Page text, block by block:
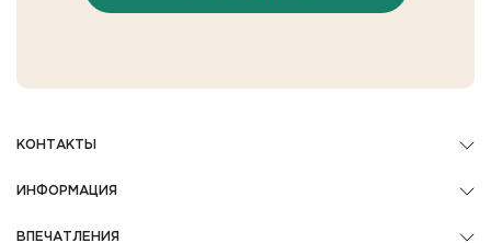
КОНТАКТЫ
ИНФОРМАЦИЯ
ВПЕЧАТЛЕНИЯ